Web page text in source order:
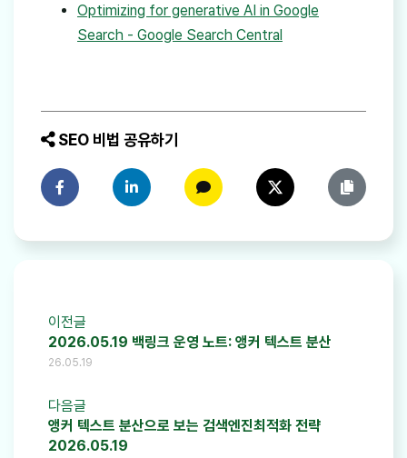
Optimizing for generative AI in Google
Search - Google Search Central
SEO 비법 공유하기
페이스북에 공유하기링크드인에 공유하기카카오톡에 공유하기트위터에 공유하기링크 복사
이전글
2026.05.19 백링크 운영 노트: 앵커 텍스트 분산
26.05.19
다음글
앵커 텍스트 분산으로 보는 검색엔진최적화 전략
2026.05.19